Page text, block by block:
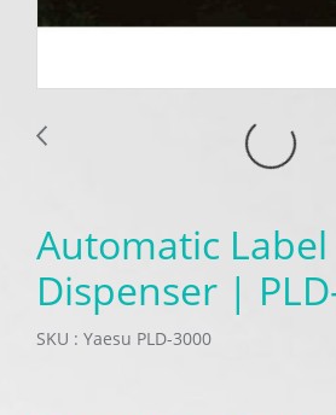
Automatic Label
Dispenser |
SKU : Yaesu PLD-3000